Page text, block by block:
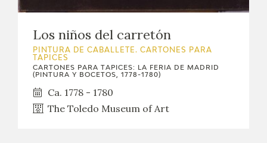
Los niños del carretón
PINTURA DE CABALLETE. CARTONES PARA
TAPICES
CARTONES PARA TAPICES: LA FERIA DE MADRID
(PINTURA Y BOCETOS, 1778-1780)
Ca. 1778 - 1780
The Toledo Museum of Art